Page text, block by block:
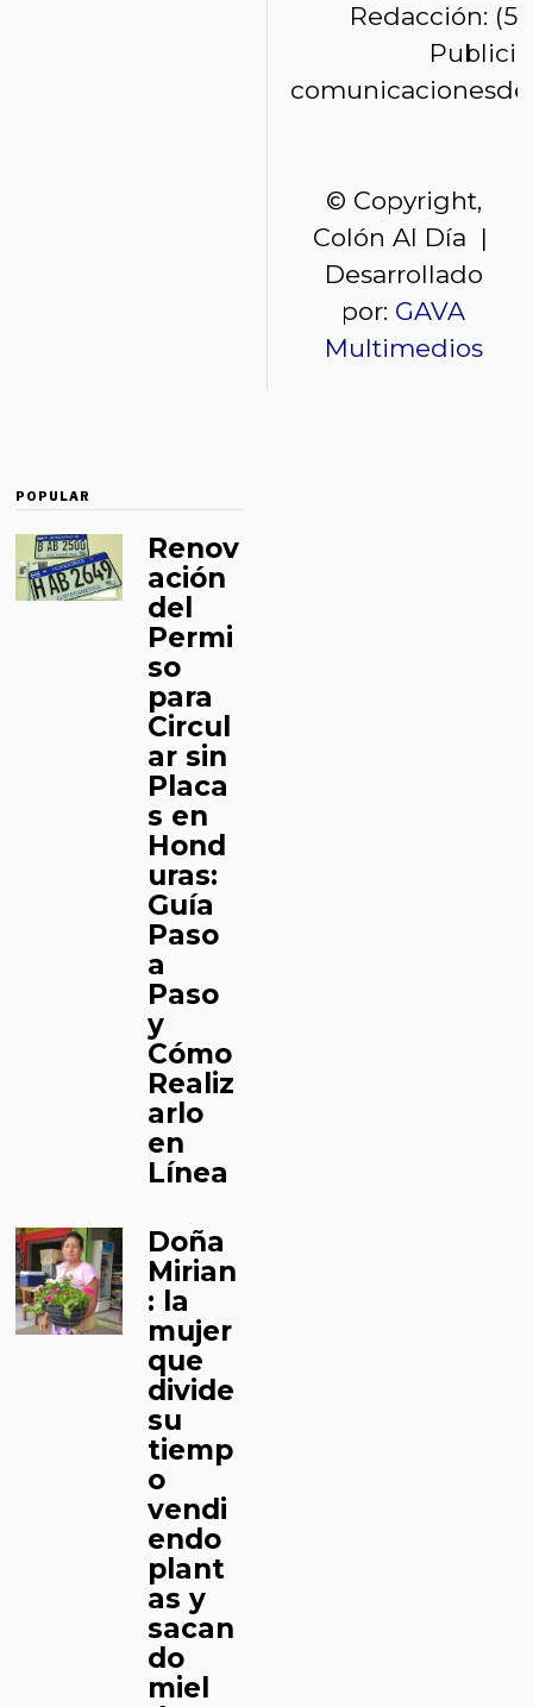
Redacción:
© Copyright,
Colón Al Día |
Desarrollado
por: GAVA
Multimedios
POPULAR
Renov
ación
del
Permi
so
para
Circul
ar sin
Placa
s en
Hond
uras:
Guía
Paso
a
Paso
y
Cómo
Realiz
arlo
en
Línea
Doña
Mirian
: la
mujer
que
divide
su
tiemp
o
vendi
endo
plant
as y
sacan
do
miel